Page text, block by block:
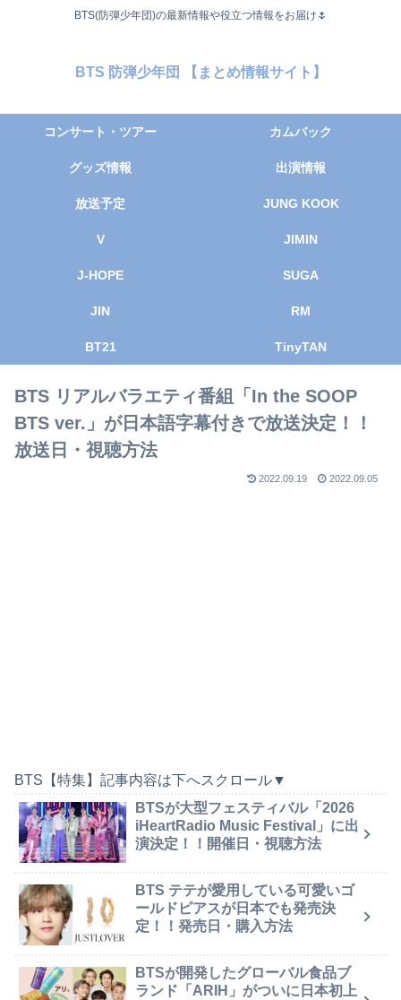
BTS(防弾少年団)の最新情報や役立つ情報をお届け🌷
BTS 防弾少年団 【まとめ情報サイト】
コンサート・ツアー カムバック
グッズ情報 出演情報
放送予定 JUNG KOOK
V JIMIN
J-HOPE SUGA
JIN RM
BT21 TinyTAN
BTS リアルバラエティ番組「In the SOOP
BTS ver.」が日本語字幕付きで放送決定！！
放送日・視聴方法
2022.09.19 2022.09.05
BTS【特集】記事内容は下へスクロール▼
BTSが大型フェスティバル「2026
iHeartRadio Music Festival」に出
演決定！！開催日・視聴方法
BTS テテが愛用している可愛いゴ
ールドピアスが日本でも発売決
定！！発売日・購入方法
BTSが開発したグローバル食品ブ
ランド「ARIH」がついに日本初上